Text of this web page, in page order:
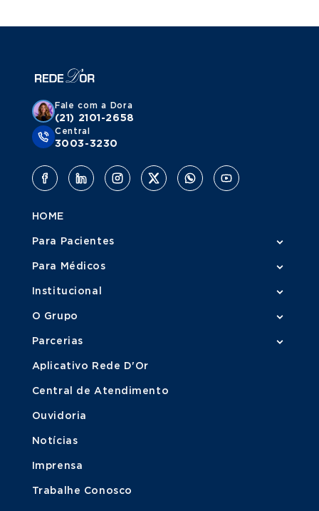
Fale com a Dora
(21) 2101-2658
Central
3003-3230
HOME
Para Pacientes
Para Médicos
Institucional
O Grupo
Parcerias
Aplicativo Rede D'Or
Central de Atendimento
Ouvidoria
Notícias
Imprensa
Trabalhe Conosco